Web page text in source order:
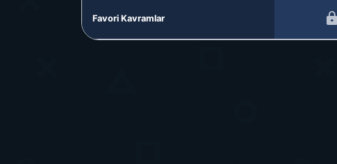
Favori Kavramlar